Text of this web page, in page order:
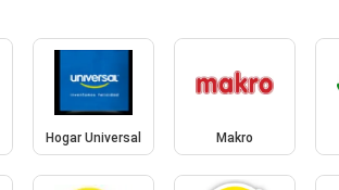
Hogar Universal Makro